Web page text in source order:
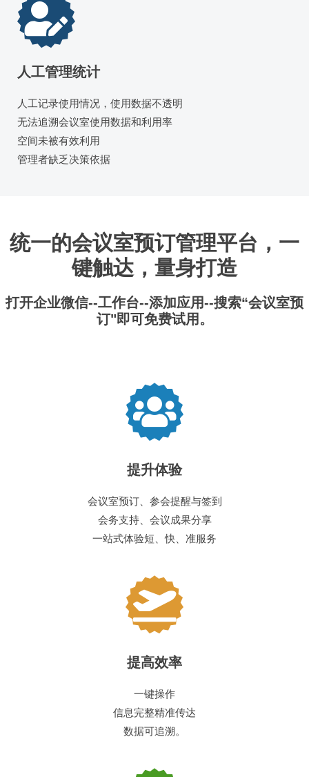
人工管理统计
人工记录使用情况，使用数据不透明
无法追溯会议室使用数据和利用率
空间未被有效利用
管理者缺乏决策依据
统一的会议室预订管理平台，一
键触达，量身打造
打开企业微信--工作台--添加应用--搜索“会议室预
订"即可免费试用。
提升体验
会议室预订、参会提醒与签到
会务支持、会议成果分享
一站式体验短、快、准服务
提高效率
一键操作
信息完整精准传达
数据可追溯。